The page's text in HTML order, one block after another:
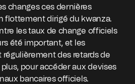
changes ces dernières
flottement dirigé du kwanza.
les taux de change officiels
été important, et les
régulièrement des retards de
pour accéder aux devises
bancaires officiels.